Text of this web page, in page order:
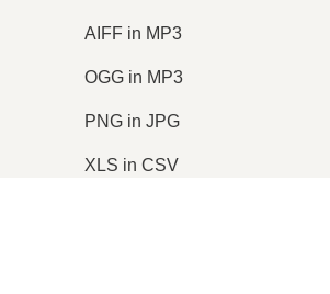
AIFF in MP3
OGG in MP3
PNG in JPG
XLS in CSV